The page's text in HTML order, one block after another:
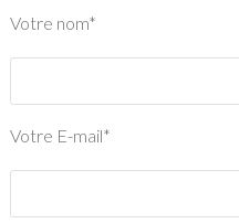
Votre nom*
Votre E-mail*